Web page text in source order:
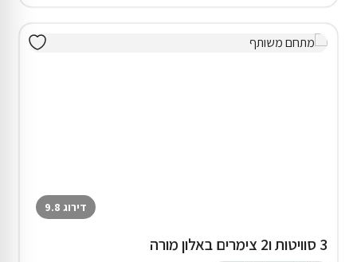
דירוג 9.8
3 סוויטות ו2 צימרים באלון מורה